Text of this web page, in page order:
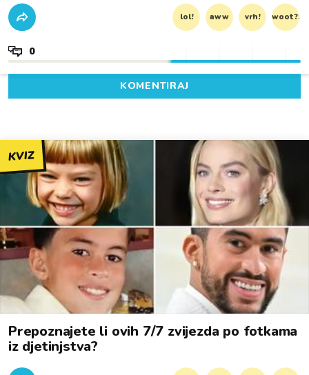
lol! aww vrh! woot?!
0
KOMENTIRAJ
KVIZ
Prepoznajete li ovih 7/7 zvijezda po fotkama
iz djetinjstva?